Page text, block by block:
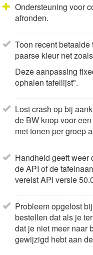
Ondersteuning voor
afronden.
Toon recent betaalde
paarse kleur net
Deze aanpassing
ophalen tafellijst".
Lost crash op bij
de BW knop voor
met tonen per groep
Handheld geeft weer
de API of de
vereist API versie
Probleem opgelost
bestellen dat als je
dat je niet meer naar
gewijzigd hebt aan